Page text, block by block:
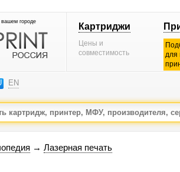
вашем городе Картриджи
Цены и
совместимость
для
EN
→ Лазерная печать